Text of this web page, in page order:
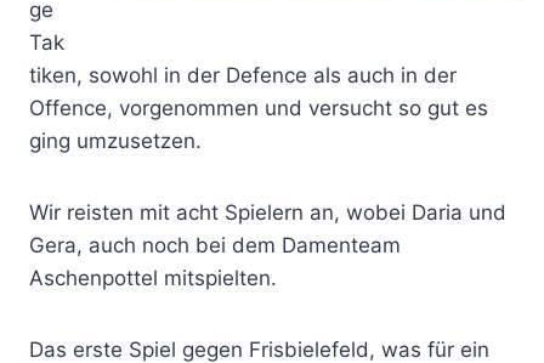
ge
Tak
tiken, sowohl in der Defence als auch in der
Offence, vorgenommen und versucht so gut es
ging umzusetzen.
Wir reisten mit acht Spielern an, wobei Daria und
Gera, auch noch bei dem Damenteam
Aschenpottel mitspielten.
Das erste Spiel gegen Frisbielefeld, was für ein